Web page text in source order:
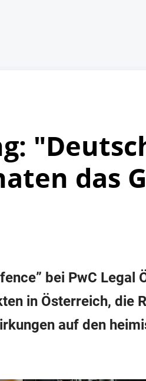
das
bei PwC Legal
in Österreich, die
auf den